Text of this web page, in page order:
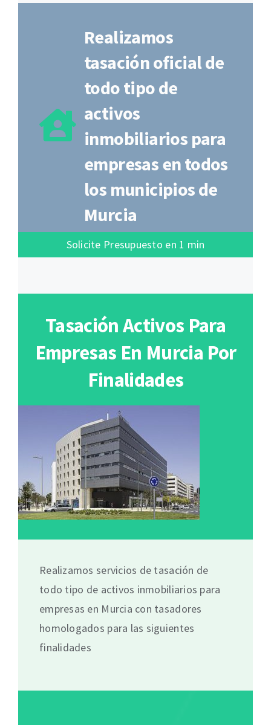
Realizamos
tasación oficial de
todo tipo de
activos
inmobiliarios para
empresas en todos
los municipios de
Murcia
Solicite Presupuesto en 1 min
Tasación Activos Para
Empresas En Murcia Por
Finalidades
Realizamos servicios de tasación de
todo tipo de activos inmobiliarios para
empresas en Murcia con tasadores
homologados para las siguientes
finalidades